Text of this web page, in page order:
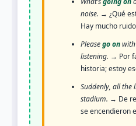
noise. → ¿Qué
Hay mucho
Pleasego on
listening. → Por
historia; estoy
Suddenly, all the
stadium. → De
se encendieron